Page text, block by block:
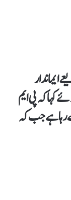
کہا کہ پی ایم
ہے جب کہ